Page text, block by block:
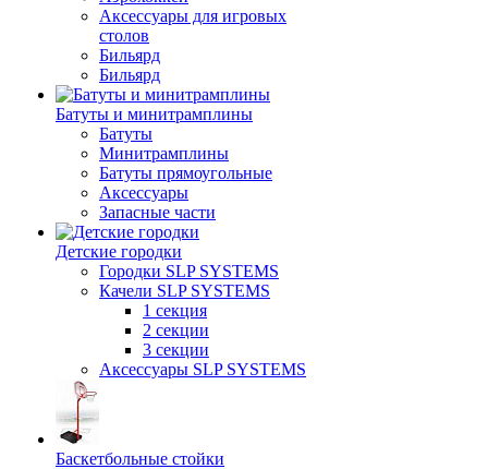
Аксессуары для игровых
столов
Бильяpд
Бильяpд
Батуты и минитрамплины
Батуты
Минитрамплины
Батуты прямоугольные
Аксессуары
Запасные части
Детские городки
Городки SLP SYSTEMS
Качели SLP SYSTEMS
1 секция
2 секции
3 секции
Аксессуары SLP SYSTEMS
Баскетбольные стойки